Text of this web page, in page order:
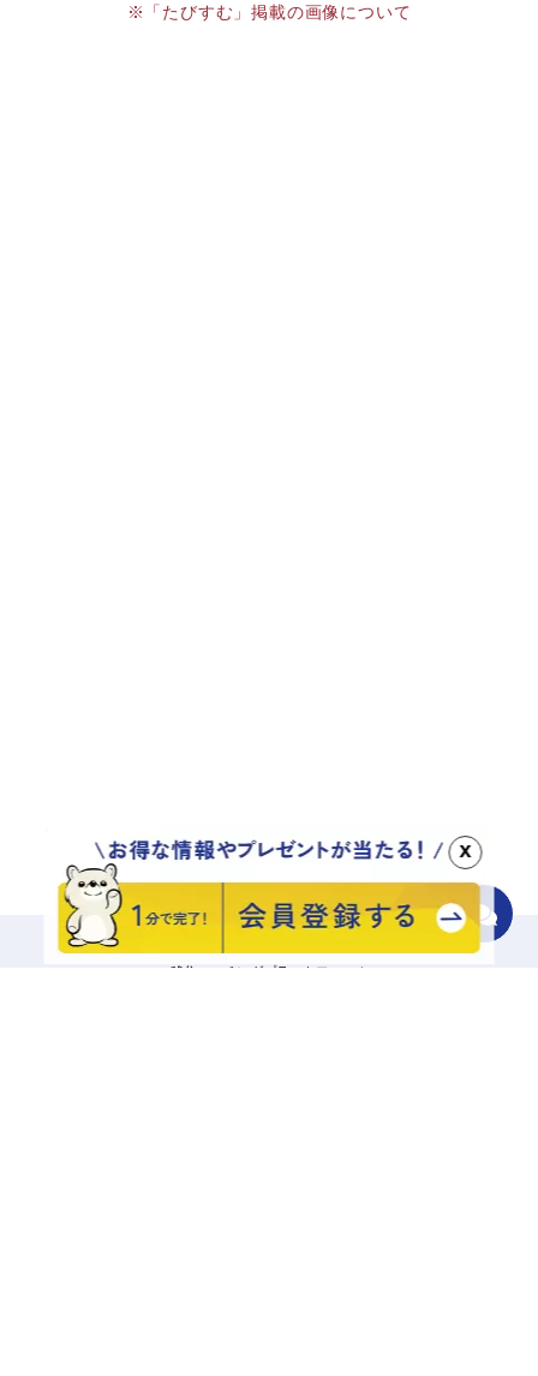
※「たびすむ」掲載の画像について
移住マッチングプラットフォーム
x